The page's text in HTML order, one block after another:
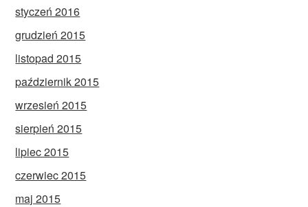
styczeń 2016
grudzień 2015
listopad 2015
październik 2015
wrzesień 2015
sierpień 2015
lipiec 2015
czerwiec 2015
maj 2015